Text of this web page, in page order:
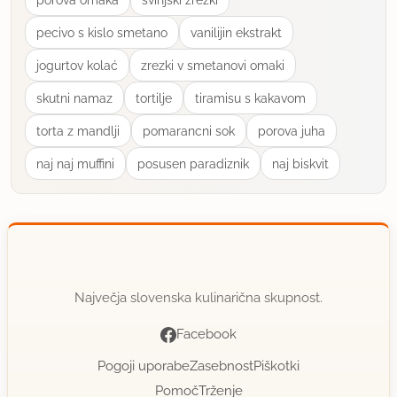
pecivo s kislo smetano vanilijin ekstrakt
jogurtov kolać zrezki v smetanovi omaki
skutni namaz tortilje tiramisu s kakavom
torta z mandlji pomarancni sok porova juha
naj naj muffini posusen paradiznik naj biskvit
Največja slovenska kulinarična skupnost.
Facebook
Pogoji uporabeZasebnostPiškotki
PomočTrženje